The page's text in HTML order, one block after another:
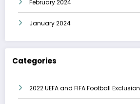
February 2024
January 2024
Categories
2022 UEFA and FIFA Football Exclusion